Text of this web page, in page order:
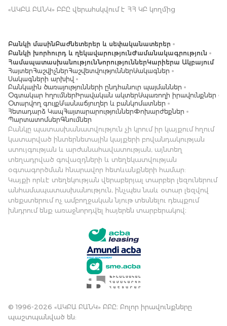
«ԱԿԲԱ ԲԱՆԿ» ԲԲԸ վերահսկվում է ՀՀ ԿԲ կողմից
Բանկի մասինԲաժնետերեր և սեփականատերեր
Բանկի խորհուրդ և ղեկավարությունԺամանակագրություն
ՀամապատասխանությունՆորություններԿարիերա Ակբայում
ՀայտերՀաշվիչներՀաշվետվություններՍակագներ
Սակագների արխիվ
Բանկային ծառայությունների ընդհանուր պայմաններ
Օգտակար հղումներ Իրավական ակտերՍպառողի իրավունքներ
Օտարվող գույքՄասնաճյուղեր և բանկոմատներ
Հետադարձ ԿապՀայտարարություններՓոխարժեքներ
ՊարտատոմսերԳնումներ
Բանկը պատասխանատվություն չի կրում իր կայքում հղում
կատարված ինտերնետային կայքերի բովանդակության
ստույգության և արժանահավատության, այնտեղ
տեղադրված գովազդների և տեղեկատվության
օգտագործման հնարավոր հետևանքների համար:
Կայքի որևէ տեղեկության վերաբերյալ տարբեր լեզուներում
անհամապատասխանություն, ինչպես նաև օտար լեզվով
տեքստերում ոչ ամբողջական նյութ տեսնելու դեպքում
խնդրում ենք առաջնորդվել հայերեն տարբերակով։
© 1996-2026 «ԱԿԲԱ ԲԱՆԿ» ԲԲԸ։ Բոլոր իրավունքները
պաշտպանված են: